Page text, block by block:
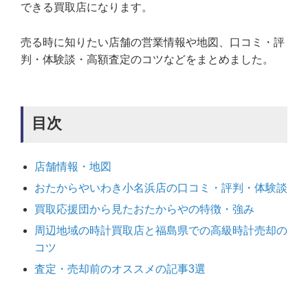
できる買取店になります。
売る時に知りたい店舗の営業情報や地図、口コミ・評
判・体験談・高額査定のコツなどをまとめました。
目次
店舗情報・地図
おたからやいわき小名浜店の口コミ・評判・体験談
買取応援団から見たおたからやの特徴・強み
周辺地域の時計買取店と福島県での高級時計売却の
コツ
査定・売却前のオススメの記事3選